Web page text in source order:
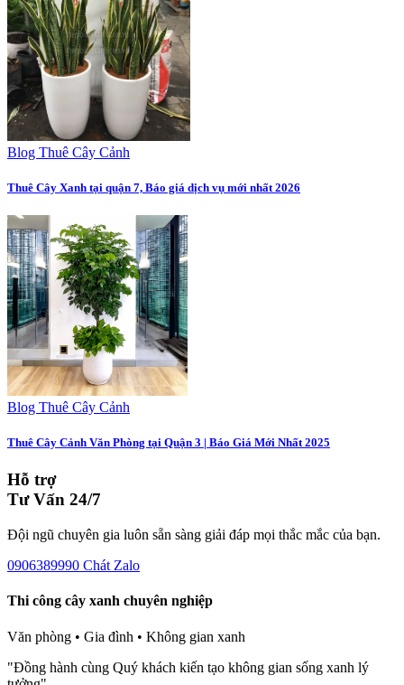
Blog Thuê Cây Cảnh
Thuê Cây Xanh tại quận 7, Báo giá dịch vụ mới nhất 2026
Blog Thuê Cây Cảnh
Thuê Cây Cảnh Văn Phòng tại Quận 3 | Báo Giá Mới Nhất 2025
Hỗ trợ
Tư Vấn 24/7
Đội ngũ chuyên gia luôn sẵn sàng giải đáp mọi thắc mắc của bạn.
0906389990 Chát Zalo
Thi công cây xanh chuyên nghiệp
Văn phòng • Gia đình • Không gian xanh
"Đồng hành cùng Quý khách kiến tạo không gian sống xanh lý